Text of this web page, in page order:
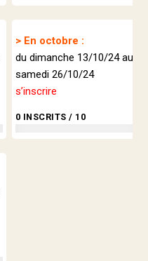
> En octobre :
du dimanche 13/10/24 au
samedi 26/10/24
s’inscrire
0 INSCRITS / 10